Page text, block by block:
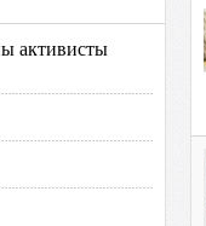
активисты